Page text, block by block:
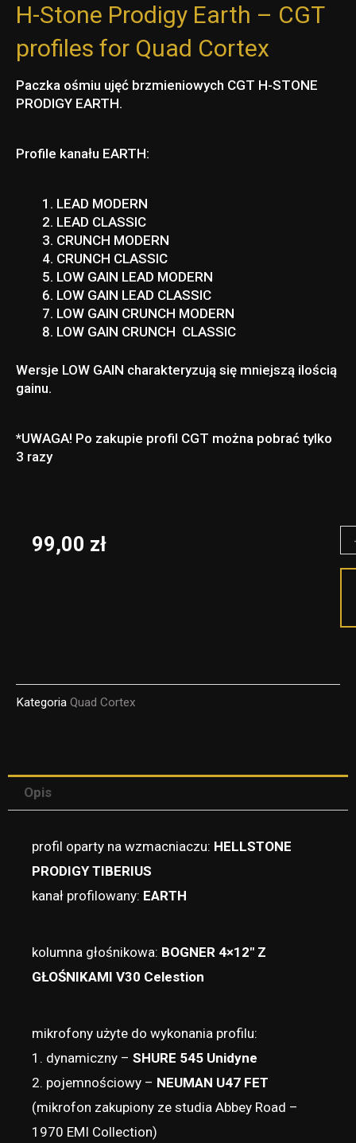
H-Stone Prodigy Earth – CGT
profiles for Quad Cortex
Paczka ośmiu ujęć brzmieniowych CGT H-STONE
PRODIGY EARTH.
Profile kanału EARTH:
LEAD MODERN
LEAD CLASSIC
CRUNCH MODERN
CRUNCH CLASSIC
LOW GAIN LEAD MODERN
LOW GAIN LEAD CLASSIC
LOW GAIN CRUNCH MODERN
LOW GAIN CRUNCH CLASSIC
Wersje LOW GAIN charakteryzują się mniejszą ilością
gainu.
*UWAGA! Po zakupie profil CGT można pobrać tylko
3 razy
99,00 zł
Kategoria Quad Cortex
Opis
profil oparty na wzmacniaczu: HELLSTONE
PRODIGY TIBERIUS
kanał profilowany: EARTH
kolumna głośnikowa: BOGNER 4×12″ Z
GŁOŚNIKAMI V30 Celestion
mikrofony użyte do wykonania profilu:
1. dynamiczny – SHURE 545 Unidyne
2. pojemnościowy – NEUMAN U47 FET
(mikrofon zakupiony ze studia Abbey Road –
1970 EMI Collection)